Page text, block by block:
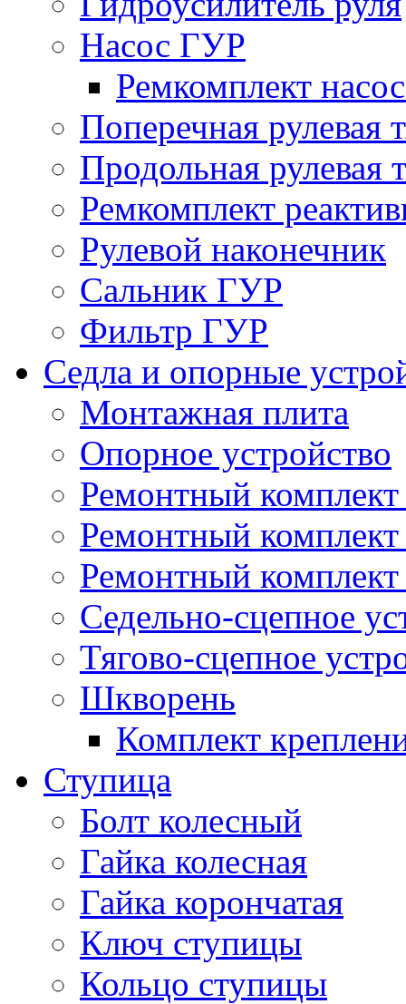
Насос ГУР
Ремкомплект
Поперечная рулевая
Продольная рулевая
Ремкомплект
Рулевой наконечник
Сальник ГУР
Фильтр ГУР
Седла и опорные
Монтажная плита
Опорное устройство
Ремонтный комплект
Ремонтный
Ремонтный комплект
Седельно-сцепное
Тягово-сцепное
Шкворень
Комплект
Ступица
Болт колесный
Гайка колесная
Гайка корончатая
Ключ ступицы
Кольцо ступицы